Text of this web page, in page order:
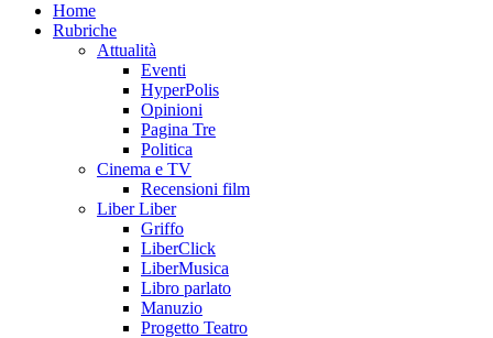
Home
Rubriche
Attualità
Eventi
HyperPolis
Opinioni
Pagina Tre
Politica
Cinema e TV
Recensioni film
Liber Liber
Griffo
LiberClick
LiberMusica
Libro parlato
Manuzio
Progetto Teatro